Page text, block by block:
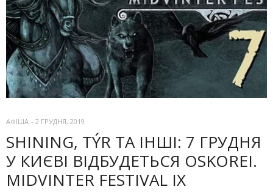
АФІША - 2 ГРУДНЯ, 2019
SHINING, TÝR ТА ІНШІ: 7 ГРУДНЯ
У КИЄВІ ВІДБУДЕТЬСЯ OSKOREI.
MIDVINTER FESTIVAL IX